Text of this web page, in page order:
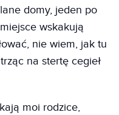
domy, jeden po
wskakują
nie wiem, jak tu
na stertę cegieł
moi rodzice,